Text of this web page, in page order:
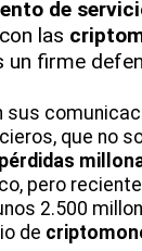
de
las
un firme
sus
que no
pérdidas
pero
2.500
de